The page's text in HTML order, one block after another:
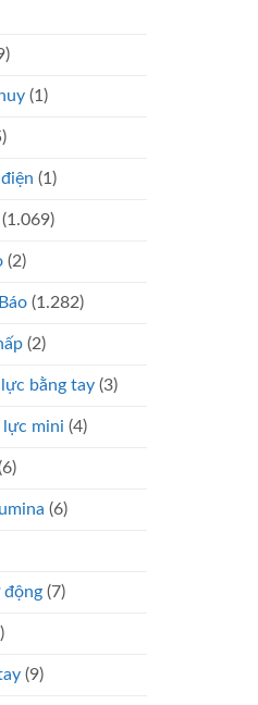
(1)
(1)
(1.069)
(2)
(1.282)
(2)
bằng tay (3)
lực mini (4)
(6)
động (7)
(9)